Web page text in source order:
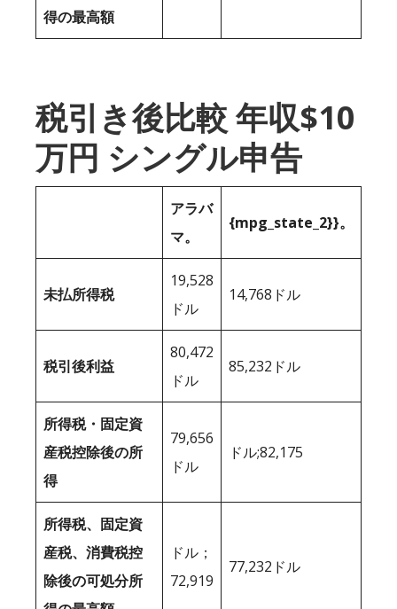
得の最高額
税引き後比較 年収$10
万円 シングル申告
アラバ
マ。
{mpg_state_2}}。
未払所得税
19,528
ドル
14,768ドル
税引後利益
80,472
ドル
85,232ドル
所得税・固定資
産税控除後の所
得
79,656
ドル
ドル;82,175
所得税、固定資
産税、消費税控
除後の可処分所
ドル；
72,919
77,232ドル